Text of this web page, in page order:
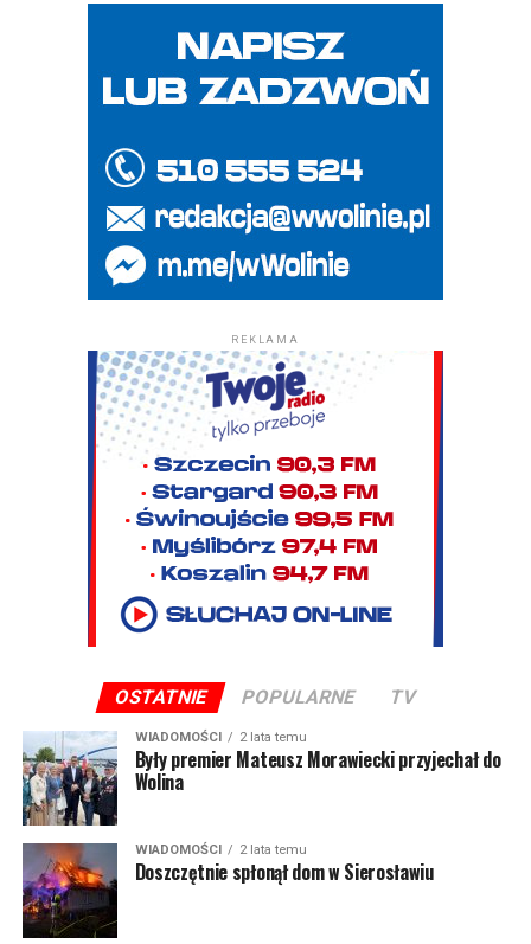
REKLAMA
OSTATNIE POPULARNE TV
WIADOMOŚCI 2 lata temu
Były premier Mateusz Morawiecki przyjechał do
Wolina
WIADOMOŚCI 2 lata temu
Doszczętnie spłonął dom w Sierosławiu